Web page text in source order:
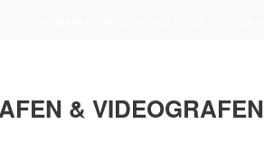
& VIDEOGRAFEN